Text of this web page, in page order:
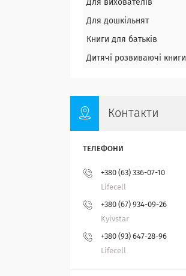
Для вихователів
Для дошкільнят
Книги для батьків
Дитячі розвиваючі книги
Контакти
+380 (63) 336-07-10
Lifecell
+380 (67) 934-09-26
Kyivstar
+380 (93) 647-28-96
Lifecell